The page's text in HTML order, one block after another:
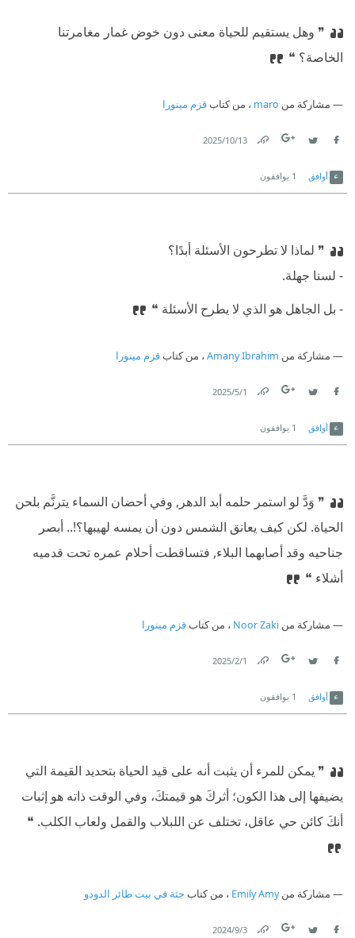
❞ وهل يستقيم للحياة معنى دون خوض غمار مغامرتنا
الخاصة؟ ❝
مشاركة من maro ، من كتابقزم مينورا
13‏/10‏/2025
أوافق 1 يوافقون
❞ لماذا لا تطرحون الأسئلة أبدًا؟
⁠‫- لسنا جهلة.
⁠‫- بل الجاهل هو الذي لا يطرح الأسئلة ❝
مشاركة من Amany Ibrahim ، من كتابقزم مينورا
1‏/5‏/2025
أوافق 1 يوافقون
❞ وَدَّ لو استمر حلمه أبد الدهر, وفي أحضان السماء يترنَّم بلحن
الحياة. لكن كيف يعانق الشمس دون أن يمسه لهيبها؟!.. أبصر
جناحيه وقد أصابهما البلاء, فتساقطت أحلام عمره تحت قدميه
أشلاء ❝
مشاركة من Noor Zaki ، من كتابقزم مينورا
1‏/2‏/2025
أوافق 1 يوافقون
❞ ⁠‫يمكن للمرء أن يثبت أنه على قيد الحياة بتحديد القيمة التي
يضيفها إلى هذا الكون؛ أثركَ هو قيمتكَ، وفي الوقت ذاته هو إثبات
أنكَ كائن حي عاقل، تختلف عن اللبلاب والقمل ولعاب الكلب. ❝
مشاركة منEmily Amy ، من كتاب جثة في بيت طائر الدودو
3‏/9‏/2024